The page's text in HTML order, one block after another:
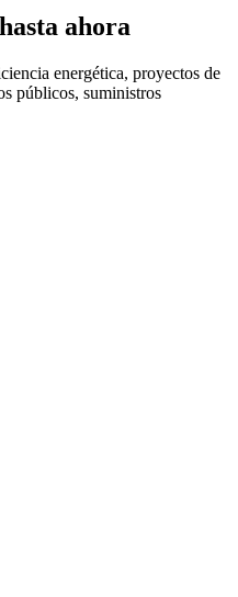
ahora
energética, proyectos de
públicos, suministros